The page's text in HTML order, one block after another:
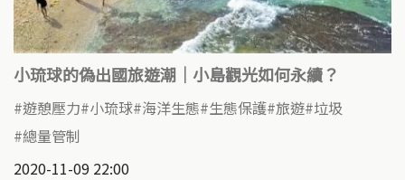
小琉球的偽出國旅遊潮｜小島觀光如何永續？
遊憩壓力 小琉球 海洋生態 生態保護 旅遊 垃圾
總量管制
2020-11-09 22:00